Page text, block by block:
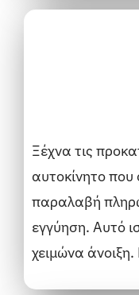
Ξέχνα τις
αυτοκίνητο που
παραλαβή
εγγύηση. Αυτό
χειμώνα άνοιξη.